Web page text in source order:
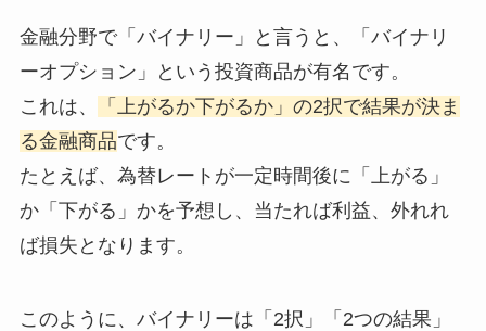
金融分野で「バイナリー」と言うと、「バイナリ
ーオプション」という投資商品が有名です。
これは、
「上がるか下がるか」の2択で結果が決ま
る金融商品です。
たとえば、為替レートが一定時間後に「上がる」
か「下がる」かを予想し、当たれば利益、外れれ
ば損失となります。
このように、バイナリーは「2択」「2つの結果」